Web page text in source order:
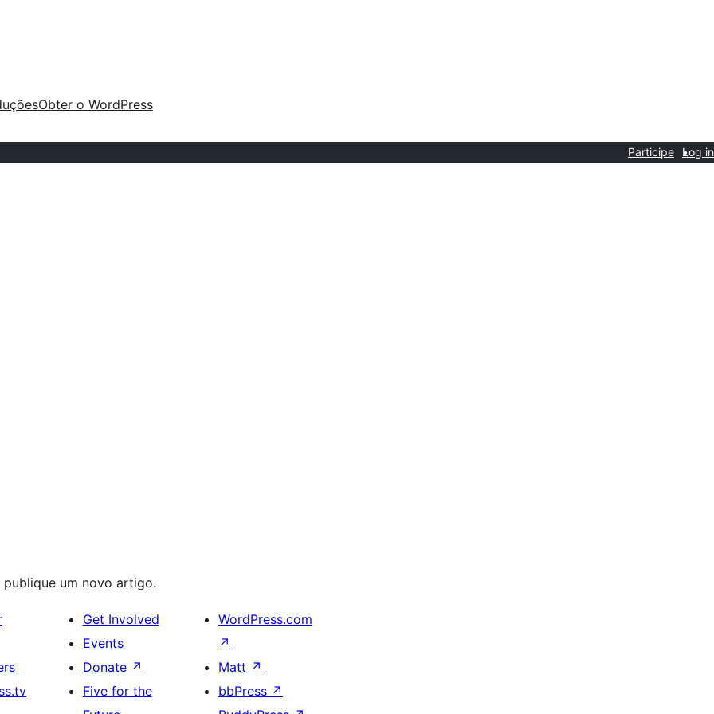
Obter o WordPress
Participe Log in
um novo artigo.
Get Involved
Events
Donate ↗
Five for the
WordPress.com
↗
Matt ↗
bbPress ↗